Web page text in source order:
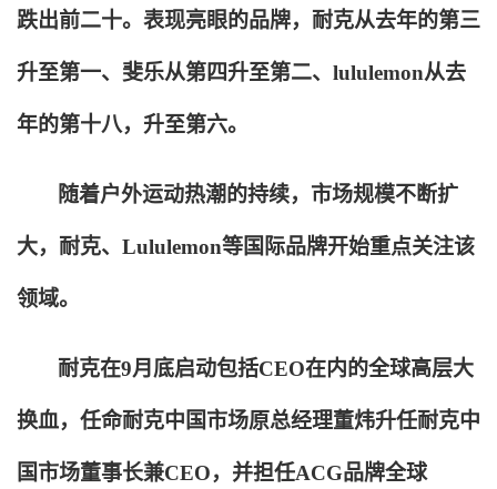
跌出前二十。表现亮眼的品牌，耐克从去年的第三
升至第一、斐乐从第四升至第二、lululemon从去
年的第十八，升至第六。
随着户外运动热潮的持续，市场规模不断扩
大，耐克、Lululemon等国际品牌开始重点关注该
领域。
耐克在9月底启动包括CEO在内的全球高层大
换血，任命耐克中国市场原总经理董炜升任耐克中
国市场董事长兼CEO，并担任ACG品牌全球